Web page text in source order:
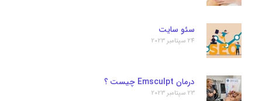
سئو سایت
24 سپتامبر 2023
درمان Emsculpt چیست ؟
23 سپتامبر 2023